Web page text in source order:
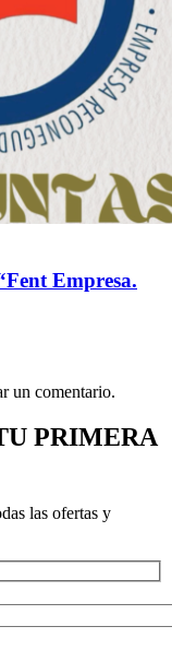
Empresa.
un comentario.
PRIMERA
las ofertas y